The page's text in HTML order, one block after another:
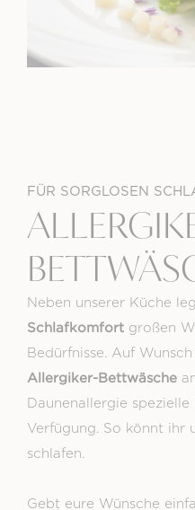
FÜR SORGLOSEN
Neben unserer Küche
Schlafkomfortgroßen
Bedürfnisse. Auf
Allergiker-Bettwäsche
Daunenallergie
Verfügung. So könnt ihr
schlafen.
Gebt eure Wünsche